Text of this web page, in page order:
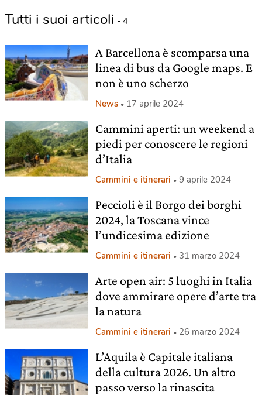
Tutti i suoi articoli - 4
A Barcellona è scomparsa una
linea di bus da Google maps. E
non è uno scherzo
News 17 aprile 2024
Cammini aperti: un weekend a
piedi per conoscere le regioni
d’Italia
Cammini e itinerari 9 aprile 2024
Peccioli è il Borgo dei borghi
2024, la Toscana vince
l’undicesima edizione
Cammini e itinerari 31 marzo 2024
Arte open air: 5 luoghi in Italia
dove ammirare opere d’arte tra
la natura
Cammini e itinerari 26 marzo 2024
L’Aquila è Capitale italiana
della cultura 2026. Un altro
passo verso la rinascita